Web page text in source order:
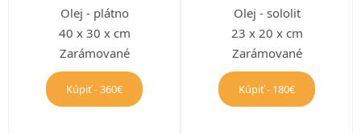
Olej - plátno
40 x 30 x cm
Zarámované
Kúpiť - 360€
Olej - sololit
23 x 20 x cm
Zarámované
Kúpiť - 180€